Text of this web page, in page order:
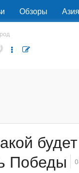
Обзоры Азия
Победы